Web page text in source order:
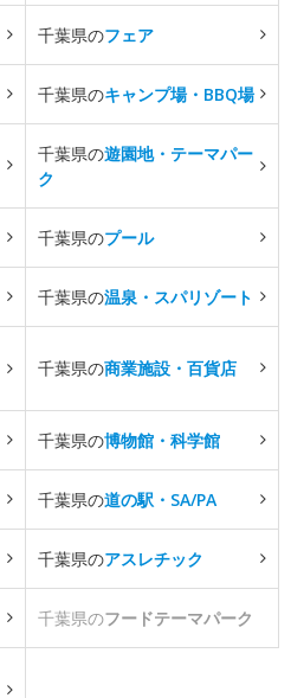
千葉県のフェア
千葉県のキャンプ場・BBQ場
千葉県の遊園地・テーマパー
ク
千葉県のプール
千葉県の温泉・スパリゾート
千葉県の商業施設・百貨店
千葉県の博物館・科学館
千葉県の道の駅・SA/PA
千葉県のアスレチック
千葉県のフードテーマパーク